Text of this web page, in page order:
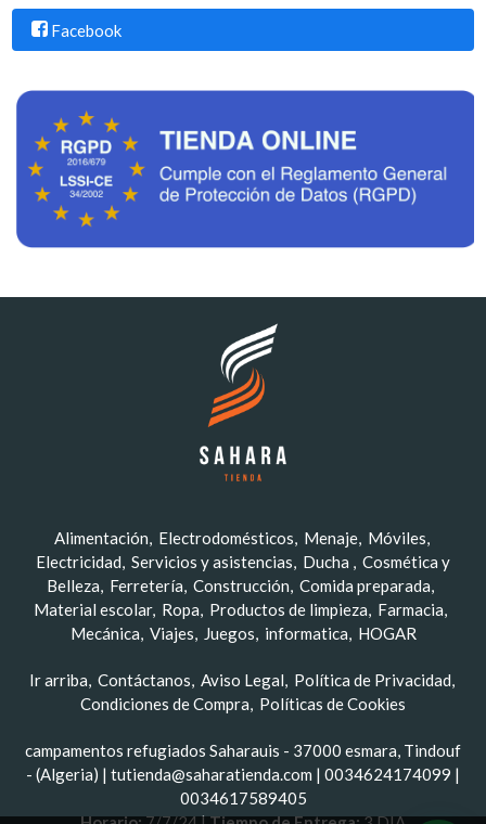
Facebook
Alimentación Electrodomésticos Menaje Móviles
Electricidad Servicios y asistencias Ducha
Cosmética y
Belleza
Ferretería Construcción Comida preparada
Material escolar Ropa Productos de limpieza
Farmacia
Mecánica Viajes Juegos informatica HOGAR
Ir arriba Contáctanos Aviso Legal
Política de Privacidad
Condiciones de Compra
Políticas de Cookies
campamentos refugiados Saharauis - 37000 esmara, Tindouf
- (Algeria) | tutienda@saharatienda.com | 0034624174099 |
0034617589405